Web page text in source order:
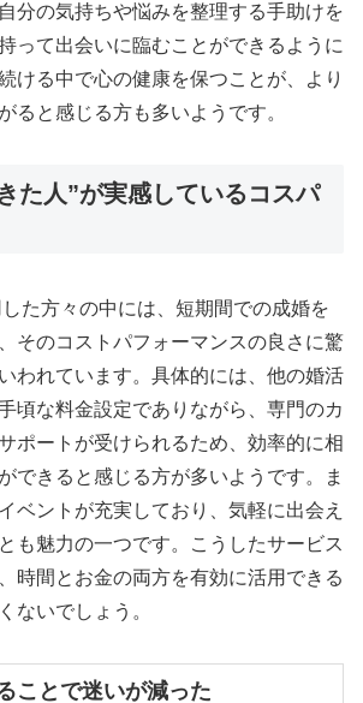
分の気持ちや悩みを整理する手助けを
って出会いに臨むことができるように
ける中で心の健康を保つことが、より
ると感じる方も多いようです。
た人”が実感しているコスパ
た方々の中には、短期間での成婚を
そのコストパフォーマンスの良さに驚
われています。具体的には、他の婚活
頃な料金設定でありながら、専門のカ
ポートが受けられるため、効率的に相
できると感じる方が多いようです。ま
ベントが充実しており、気軽に出会え
も魅力の一つです。こうしたサービス
時間とお金の両方を有効に活用できる
ないでしょう。
ことで迷いが減った